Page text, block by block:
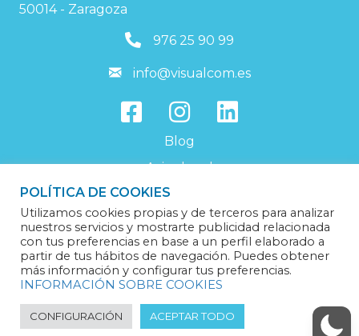
50014 - Zaragoza
976259099
976 25 90 99
info@visualcom.es
info@visualcom.es
Blog
Aviso legal
Política de privacidad
Política de cookies
Trabaja con nosotros
© 2024 Visualcom Solutions | Servicios informáticos en Zaragoza
POLÍTICA DE COOKIES
Utilizamos cookies propias y de terceros para analizar
nuestros servicios y mostrarte publicidad relacionada
con tus preferencias en base a un perfil elaborado a
partir de tus hábitos de navegación. Puedes obtener
más información y configurar tus preferencias.
INFORMACIÓN SOBRE COOKIES
CONFIGURACIÓN ACEPTAR TODO